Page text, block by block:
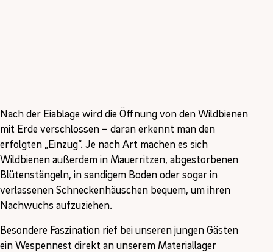
Nach der Eiablage wird die Öffnung von den Wildbienen
mit Erde verschlossen – daran erkennt man den
erfolgten „Einzug“. Je nach Art machen es sich
Wildbienen außerdem in Mauerritzen, abgestorbenen
Blütenstängeln, in sandigem Boden oder sogar in
verlassenen Schneckenhäuschen bequem, um ihren
Nachwuchs aufzuziehen.
Besondere Faszination rief bei unseren jungen Gästen
ein Wespennest direkt an unserem Materiallager